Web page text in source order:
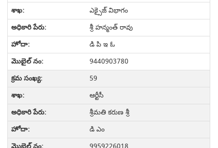
ఎక్సైజ్ విభాగం
శ్రీ హన్మంత్ రావు
డి పి ఇ ఓ
9440903780
59
ఆర్టీసీ
శ్రీమతి కరుణ శ్రీ
డి ఎం